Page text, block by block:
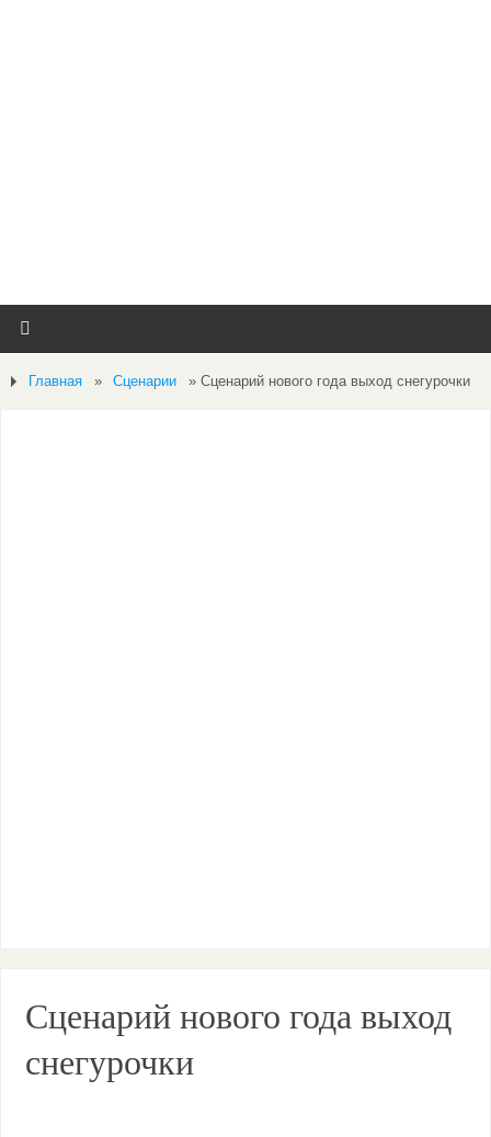
Главная » Сценарии » Сценарий нового года выход снегурочки
Сценарий нового года выход
снегурочки